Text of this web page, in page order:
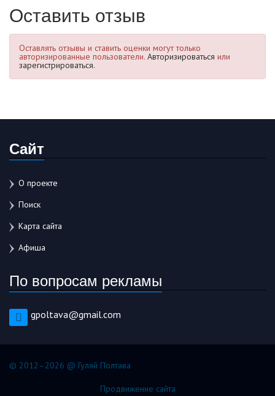
Оставить отзыв
Оставлять отзывы и ставить оценки могут только
авторизированные пользователи. Авторизироваться или
зарегистрироваться.
Сайт
О проекте
Поиск
Карта сайта
Афиша
По вопросам рекламы
gpoltava@gmail.com
© 2012–2026 @ Гуляй Полтава
Продвижение сайта